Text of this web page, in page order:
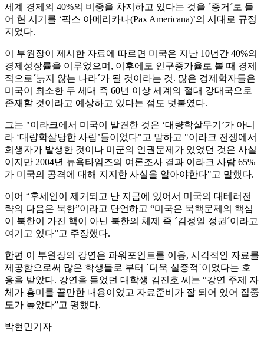
세계 경제의 40%의 비중을 차지하고 있다는 것을 ´증거´로 들
어 현 시기를 ‘팍스 아메리카나(Pax Americana)’의 시대로 규정
지었다.
이 부원장이 제시한 자료에 따르면 미국은 지난 10년간 40%의
경제성장률을 이루었으며, 이후에도 인구증가율로 볼 때 경제
적으로´늙지 않는 나라´가 될 것이라는 것. 많은 경제학자들은
미국이 최소한 두 세대 즉 60년 이상 세계의 절대 강대국으로
존재할 것이라고 예상하고 있다는 점도 덧붙였다.
그는 "이라크에서 미국이 발견한 것은 ‘대량학살무기’가 아니
라 ‘대량학살당한 사람’들이었다"고 말하고 "이라크 전쟁에서
희생자가 발생한 것이나 미군의 인권문제가 있었던 것은 사실
이지만 2004년 뉴욕타임즈의 여론조사 결과 이라크 사람 65%
가 미국의 공격에 대해 지지한 사실을 알아야한다"고 말했다.
이어 “후세인이 제거되고 난 지금에 있어서 미국의 대테러전
략의 다음은 북한”이라고 단언하고 “미국은 북핵문제의 핵심
이 북한이 가진 핵이 아닌 북한의 체제 즉 ´김정일 정권´이라고
여기고 있다”고 주장했다.
한편 이 부원장의 강연은 파워포인트를 이용, 시각적인 자료를
제공함으로써 많은 학생들로 부터 ´더욱 실증적´이었다는 호
응을 받았다. 강연을 들었던 대학생 김진호 씨는 “강연 주제 자
체가 흥미를 끌만한 내용이었고 자료준비가 잘 되어 있어 집중
도가 높았다”고 평했다.
박현민기자